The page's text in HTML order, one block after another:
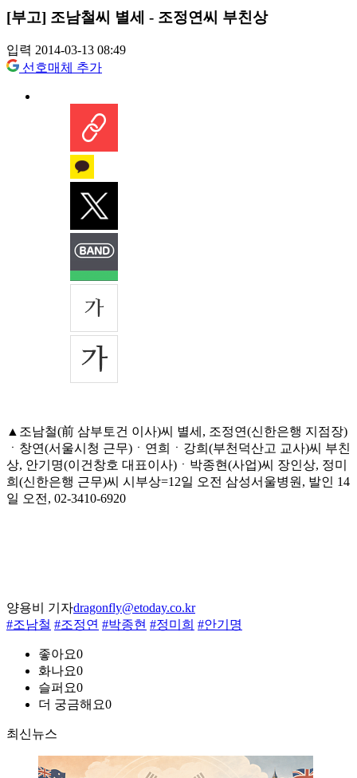
[부고] 조남철씨 별세 - 조정연씨 부친상
입력 2014-03-13 08:49
선호매체 추가
▲조남철(前 삼부토건 이사)씨 별세, 조정연(신한은행 지점장)
ㆍ창연(서울시청 근무)ㆍ연희ㆍ강희(부천덕산고 교사)씨 부친
상, 안기명(이건창호 대표이사)ㆍ박종현(사업)씨 장인상, 정미
희(신한은행 근무)씨 시부상=12일 오전 삼성서울병원, 발인 14
일 오전, 02-3410-6920
양용비 기자dragonfly@etoday.co.kr
#조남철 #조정연 #박종현 #정미희 #안기명
좋아요0
화나요0
슬퍼요0
더 궁금해요0
최신뉴스